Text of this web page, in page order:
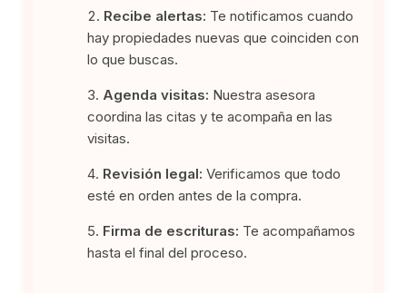
Recibe alertas: Te notificamos cuando
hay propiedades nuevas que coinciden con
lo que buscas.
Agenda visitas: Nuestra asesora
coordina las citas y te acompaña en las
visitas.
Revisión legal: Verificamos que todo
esté en orden antes de la compra.
Firma de escrituras: Te acompañamos
hasta el final del proceso.